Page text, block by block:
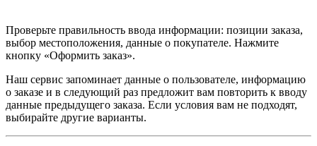
Проверьте правильность ввода информации: позиции заказа,
выбор местоположения, данные о покупателе. Нажмите
кнопку «Оформить заказ».
Наш сервис запоминает данные о пользователе, информацию
о заказе и в следующий раз предложит вам повторить к вводу
данные предыдущего заказа. Если условия вам не подходят,
выбирайте другие варианты.